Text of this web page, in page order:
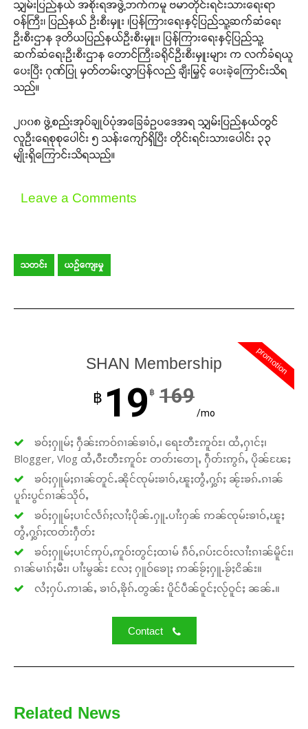
သျှမ်းပြည်နယ် အစိုးရအဖွဲ့ဘက်ကမူ ဗမာတိုင်းရင်းသားရေးရာ
ဝန်ကြီး၊ ပြည်နယ် ဦးစီးမှူး ၊ပြန်ကြားရေးနှင့်ပြည်သူ့ဆက်ဆံရေး
ဦးစီးဌာန ဒုတိယပြည်နယ်ဦးစီးမှူး၊ ပြန်ကြားရေးနှင့်ပြည်သူ့
ဆက်ဆံရေးဦးစီးဌာန တောင်ကြီးခရိုင်ဦးစီးမှူးများ က လက်ခံရယူ
ပေးပြီး ဂုဏ်ပြု မှတ်တမ်းလွှာပြန်လည် ချီးမြှင့် ပေးခဲ့ကြောင်းသိရ
သည်။
၂၀၀၈ ဖွဲ့စည်းအုပ်ချုပ်ပုံအခြေခံဥပဒေအရ သျှမ်းပြည်နယ်တွင်
လူဦးရေစုစုပေါင်း ၅ သန်းကျော်ရှိပြီး တိုင်းရင်းသားပေါင်း ၃၃
မျိုးရှိကြောင်းသိရသည်။
Leave a Comments
သတင်း ယဉ်ကျေးမှု
promotion
SHAN Membership
฿ 19 ฿ 169
/mo
ၶဝ်ႈႁူမ်ႈ ႁဵၼ်းဢဝ်ၵၢၼ်ၶၢဝ်ႇ၊ ရေႊတီႊဢူဝ်ႊ၊ ထႆႇႁၢင်ႈ၊
Blogger, Vlog ထႆႇဝီႊတီႊဢူဝ်ႊ တတ်းတေႃႇ ႁဵတ်းဢွၵ်ႇ ပိုၼ်ၽႄႈ
ၶဝ်ႈႁူမ်ႈၵၢၼ်တူင်ႉၼိုင်ၸုမ်းၶၢဝ်ႇၽူႈတွႆႇႁွၵ်ႈ ၼႂ်းၶၵ်ႉၵၢၼ်
ပူၵ်းပွင်ၵၢၼ်သိုဝ်ႇ
ၶဝ်ႈႁူမ်ႈပၢင်လႅၵ်ႈလၢႆႈပိုၼ်ႉႁူႉပၢႆးႁၼ် ဢၼ်ၸုမ်းၶၢဝ်ႇၽူႈ
တွႆႇႁွၵ်ႈၸတ်းႁဵတ်း
ၶဝ်ႈႁူမ်ႈပၢင်ဢုပ်ႇဢူဝ်းတွင်ႈထၢမ် ၵဵဝ်ႇၵပ်းငဝ်းလၢႆးၵၢၼ်မိူင်း၊
ၵၢၼ်မၢၵ်ႈမီး၊ ပၢႆးမွၼ်း လႄႈ ႁူဝ်ၶေႃႈ ဢၼ်ၶႂ်ႈႁူႉၶႂ်ႈငိၼ်း။
လႆႈႁပ်ႉဢၢၼ်ႇ ၶၢဝ်ႇၶိုၵ်ႉတွၼ်း ပိူင်ပဵၼ်ဝူင်ႈလႂ်ဝူင်ႈ ၼၼ်ႉ။
Contact
Related News